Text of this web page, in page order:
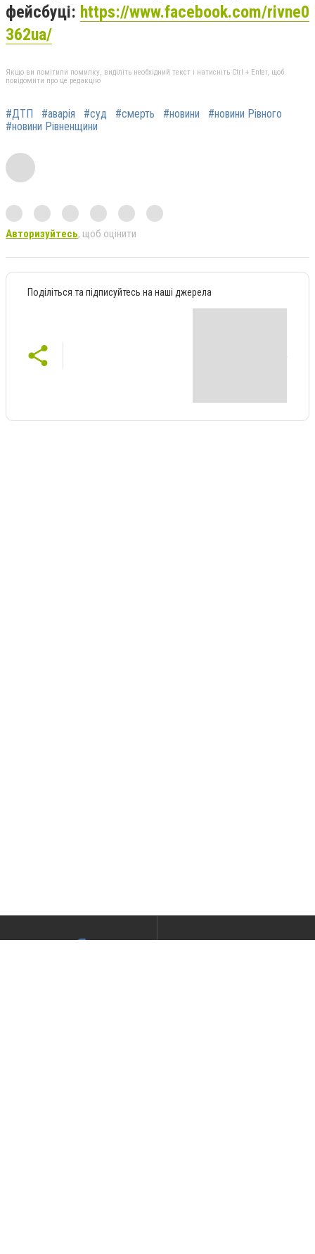
фейсбуці: https://www.facebook.com/rivne0
362ua/
Якщо ви помітили помилку, виділіть необхідний текст і натисніть Ctrl + Enter, щоб
повідомити про це редакцію
#ДТП #аварія #суд #смерть #новини
#новини Рівного
#новини Рівненщини
Авторизуйтесь, щоб оцінити
Поділіться та підписуйтесь на наші джерела